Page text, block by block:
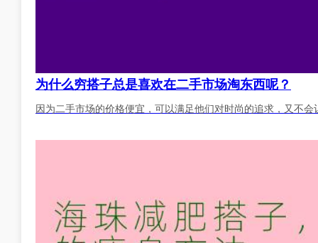
为什么穷搭子总是喜欢在二手市场淘东西呢？
因为二手市场的价格便宜，可以满足他们对时尚的追求，又不